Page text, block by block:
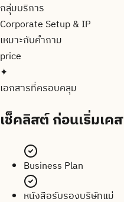
กลุ่มบริการ
Corporate Setup & IP
เหมาะกับคำถาม
price
✦
เอกสารที่ครอบคลุม
เช็คลิสต์ก่อนเริ่มเคส
Business Plan
หนังสือรับรองบริษัทแม่